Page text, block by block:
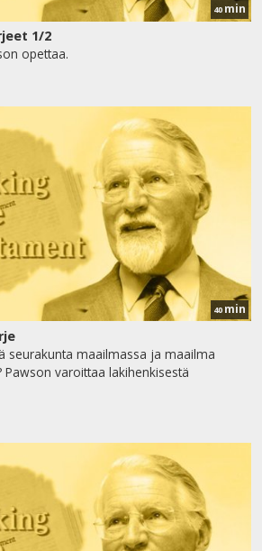
40 min
1/2
opettaa.
40 min
seurakunta maailmassa ja maailma
varoittaa lakihenkisestä